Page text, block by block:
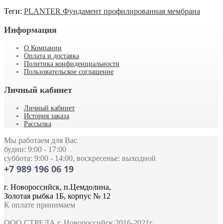
Теги: PLANTER Фундамент профилированная мембрана
Информация
О Компании
Оплата и доставка
Политика конфиденциальности
Пользовательское соглашение
Личный кабинет
Личный кабинет
История заказа
Рассылка
Мы работаем для Вас
будни: 9:00 - 17:00
суббота: 9:00 - 14:00, воскресенье: выходной
+7 989 196 06 19
г. Новороссийск, п.Цемдолина,
Золотая рыбка 1Б, корпус № 12
К оплате принимаем